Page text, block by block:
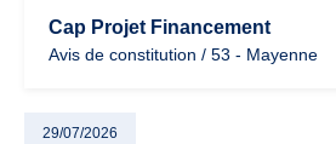
Cap Projet Financement
Avis de constitution / 53 - Mayenne
29/07/2026